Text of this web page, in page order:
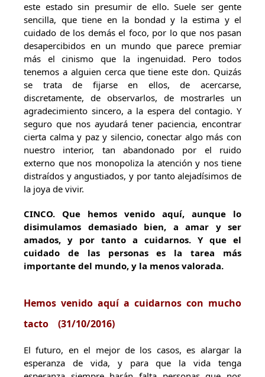
este estado sin presumir de ello. Suele ser gente
sencilla, que tiene en la bondad y la estima y el
cuidado de los demás el foco, por lo que nos pasan
desapercibidos en un mundo que parece premiar
más el cinismo que la ingenuidad. Pero todos
tenemos a alguien cerca que tiene este don. Quizás
se trata de fijarse en ellos, de acercarse,
discretamente, de observarlos, de mostrarles un
agradecimiento sincero, a la espera del contagio. Y
seguro que nos ayudará tener paciencia, encontrar
cierta calma y paz y silencio, conectar algo más con
nuestro interior, tan abandonado por el ruido
externo que nos monopoliza la atención y nos tiene
distraídos y angustiados, y por tanto alejadísimos de
la joya de vivir.
CINCO. Que hemos venido aquí, aunque lo
disimulamos demasiado bien, a amar y ser
amados, y por tanto a cuidarnos. Y que el
cuidado de las personas es la tarea más
importante del mundo, y la menos valorada.
Hemos venido aquí a cuidarnos con mucho
tacto (31/10/2016)
El futuro, en el mejor de los casos, es alargar la
esperanza de vida, y para que la vida tenga